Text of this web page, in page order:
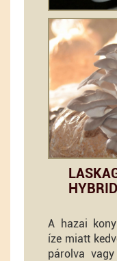
A hazai
íze miatt
párolva